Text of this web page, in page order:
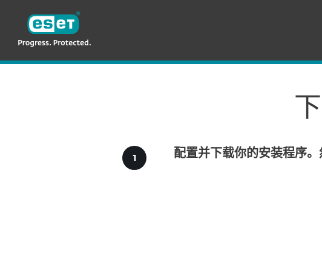
配置并下载你的安装程序
CN—NewFor Business
ESET